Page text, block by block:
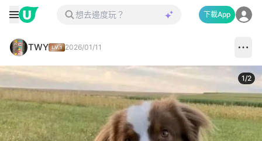
下載App
TWY 2026/01/11
1/2